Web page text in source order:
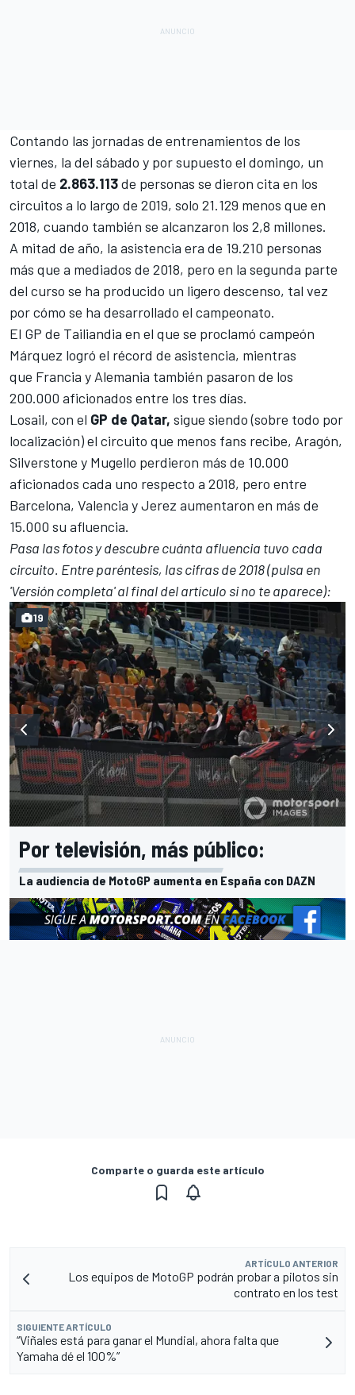
Contando las jornadas de entrenamientos de los
viernes, la del sábado y por supuesto el domingo, un
total de 2.863.113de personas se dieron cita en los
circuitos a lo largo de 2019, solo 21.129 menos que en
2018, cuando también se alcanzaron los 2,8 millones.
A mitad de año, la asistencia era de 19.210 personas
más que a mediados de 2018, pero en la segunda parte
del curso se ha producido un ligero descenso, tal vez
por cómo se ha desarrollado el campeonato.
El GP de Tailiandia en el que se proclamó campeón
Márquez logró el récord de asistencia, mientras
que Francia y Alemania también pasaron de los
200.000 aficionados entre los tres días.
Losail, con el GP de Qatar, sigue siendo (sobre todo por
localización) el circuito que menos fans recibe, Aragón,
Silverstone y Mugello perdieron más de 10.000
aficionados cada uno respecto a 2018, pero entre
Barcelona, Valencia yJerez aumentaron en más de
15.000 su afluencia.
Pasa las fotos y descubre cuánta afluencia tuvo cada
circuito. Entre paréntesis, las cifras de 2018 (pulsa en
'Versión completa' al final del artículo si no te aparece):
19
Por televisión, más público:
La audiencia de MotoGP aumenta en España con DAZN
Comparte o guarda este artículo
ARTÍCULO ANTERIOR
Los equipos de MotoGP podrán probar a pilotos sin
contrato en los test
SIGUIENTE ARTÍCULO
“Viñales está para ganar el Mundial, ahora falta que
Yamaha dé el 100%”